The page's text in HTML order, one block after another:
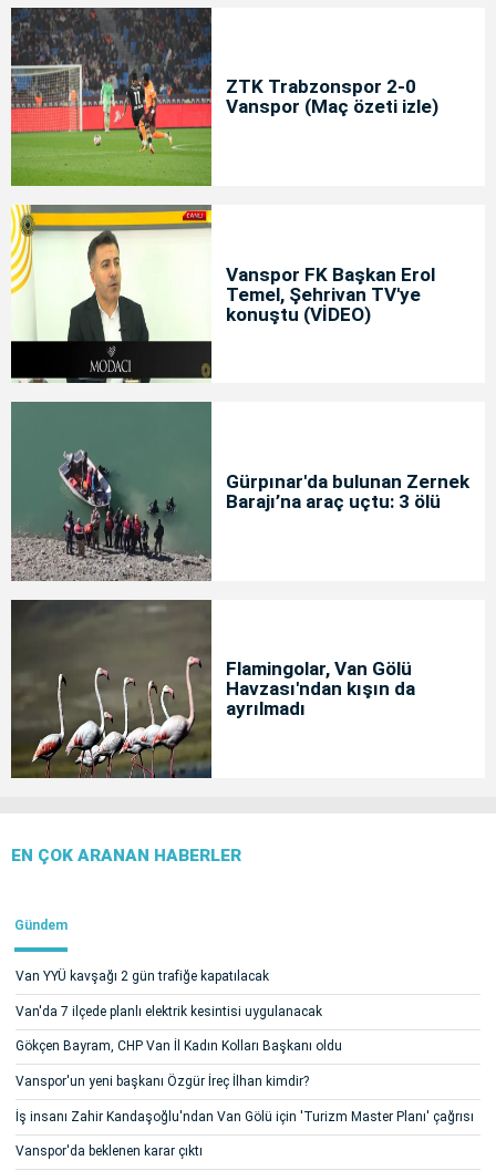
ZTK Trabzonspor 2-0
Vanspor (Maç özeti izle)
Vanspor FK Başkan Erol
Temel, Şehrivan TV'ye
konuştu (VİDEO)
Gürpınar'da bulunan Zernek
Barajı’na araç uçtu: 3 ölü
Flamingolar, Van Gölü
Havzası'ndan kışın da
ayrılmadı
EN ÇOK ARANAN HABERLER
Gündem
Van YYÜ kavşağı 2 gün trafiğe kapatılacak
Van'da 7 ilçede planlı elektrik kesintisi uygulanacak
Gökçen Bayram, CHP Van İl Kadın Kolları Başkanı oldu
Vanspor'un yeni başkanı Özgür İreç İlhan kimdir?
İş insanı Zahir Kandaşoğlu'ndan Van Gölü için 'Turizm Master Planı' çağrısı
Vanspor'da beklenen karar çıktı